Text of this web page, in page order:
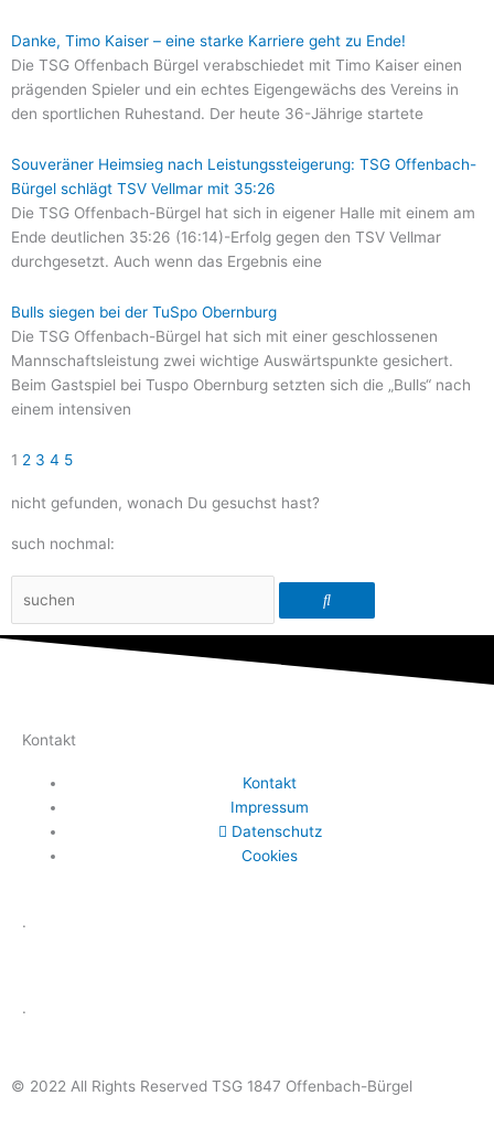
Danke, Timo Kaiser – eine starke Karriere geht zu Ende!
Die TSG Offenbach Bürgel verabschiedet mit Timo Kaiser einen
prägenden Spieler und ein echtes Eigengewächs des Vereins in
den sportlichen Ruhestand. Der heute 36-Jährige startete
Souveräner Heimsieg nach Leistungssteigerung: TSG Offenbach-
Bürgel schlägt TSV Vellmar mit 35:26
Die TSG Offenbach-Bürgel hat sich in eigener Halle mit einem am
Ende deutlichen 35:26 (16:14)-Erfolg gegen den TSV Vellmar
durchgesetzt. Auch wenn das Ergebnis eine
Bulls siegen bei der TuSpo Obernburg
Die TSG Offenbach-Bürgel hat sich mit einer geschlossenen
Mannschaftsleistung zwei wichtige Auswärtspunkte gesichert.
Beim Gastspiel bei Tuspo Obernburg setzten sich die „Bulls“ nach
einem intensiven
1 2 3 4 5
nicht gefunden, wonach Du gesuchst hast?
such nochmal:
Kontakt
Kontakt
Impressum
Datenschutz
Cookies
.
.
© 2022 All Rights Reserved TSG 1847 Offenbach-Bürgel